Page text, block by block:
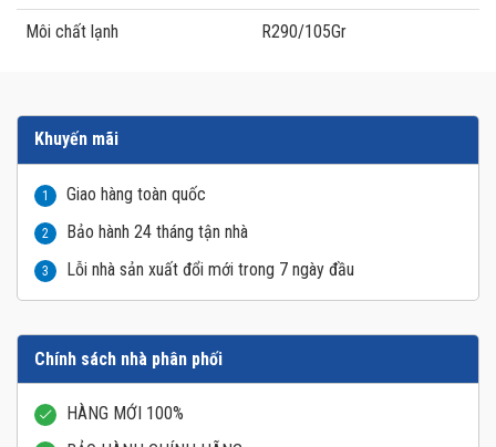
Môi chất lạnh R290/105Gr
Khuyến mãi
1 Giao hàng toàn quốc
2 Bảo hành 24 tháng tận nhà
3 Lỗi nhà sản xuất đổi mới trong 7 ngày đầu
Chính sách nhà phân phối
HÀNG MỚI 100%